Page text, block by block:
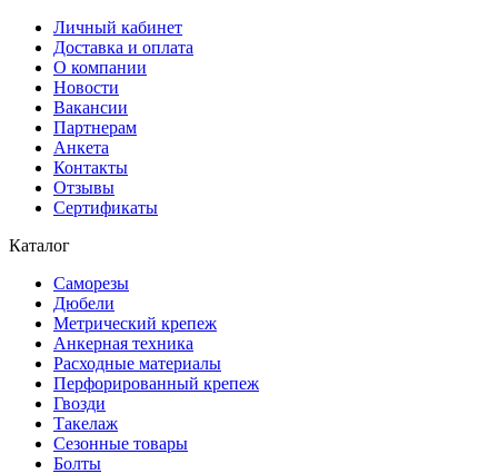
Личный кабинет
Доставка и оплата
О компании
Новости
Вакансии
Партнерам
Анкета
Контакты
Отзывы
Сертификаты
Каталог
Саморезы
Дюбели
Метрический крепеж
Анкерная техника
Расходные материалы
Перфорированный крепеж
Гвозди
Такелаж
Сезонные товары
Болты